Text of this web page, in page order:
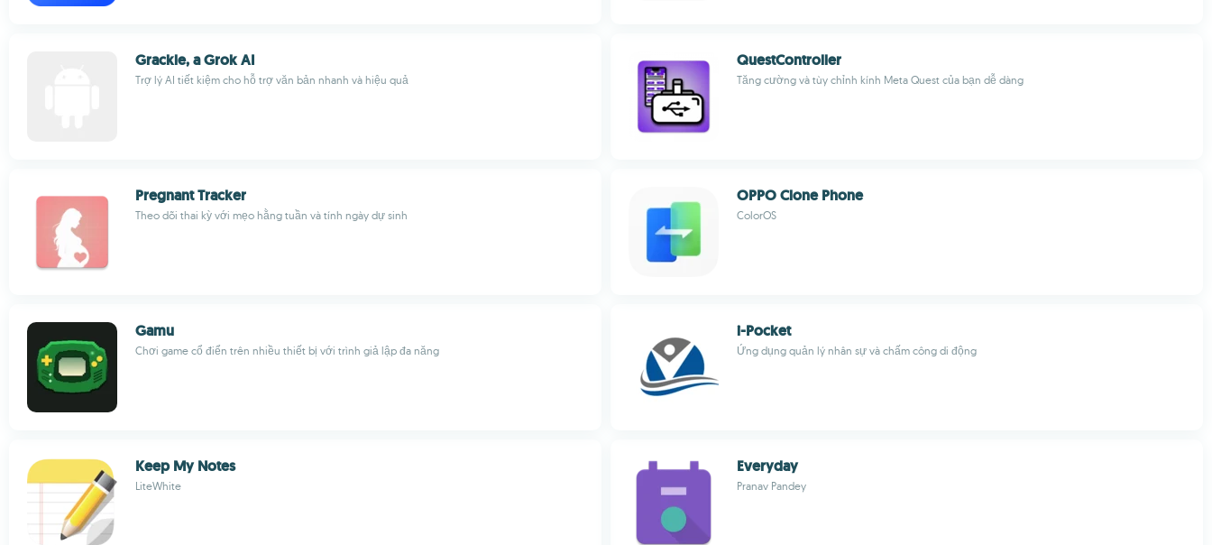
Grackle, a Grok AI
Trợ lý AI tiết kiệm cho hỗ trợ văn bản nhanh và hiệu quả
QuestController
Tăng cường và tùy chỉnh kính Meta Quest của bạn dễ dàng
Pregnant Tracker
Theo dõi thai kỳ với mẹo hằng tuần và tính ngày dự sinh
OPPO Clone Phone
ColorOS
Gamu
Chơi game cổ điển trên nhiều thiết bị với trình giả lập đa năng
i-Pocket
Ứng dụng quản lý nhân sự và chấm công di động
Keep My Notes
LiteWhite
Everyday
Pranav Pandey